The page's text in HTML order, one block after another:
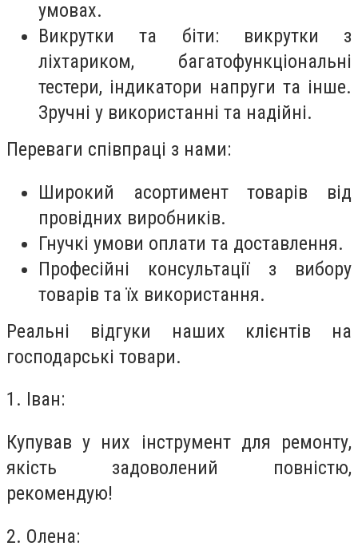
умовах.
Викрутки та біти: викрутки з
ліхтариком, багатофункціональні
тестери, індикатори напруги та інше.
Зручні у використанні та надійні.
Переваги співпраці з нами:
Широкий асортимент товарів від
провідних виробників.
Гнучкі умови оплати та доставлення.
Професійні консультації з вибору
товарів та їх використання.
Реальні відгуки наших клієнтів на
господарські товари.
1. Іван:
Купував у них інструмент для ремонту,
якість задоволений повністю,
рекомендую!
2. Олена: